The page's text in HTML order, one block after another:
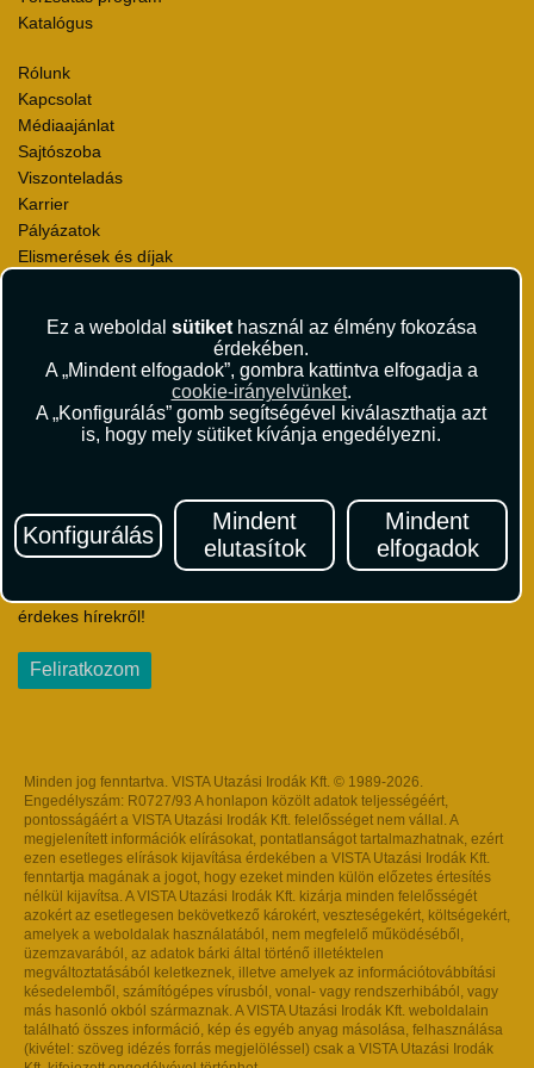
Ez a weboldal sütikethasznál az élmény fokozása
érdekében.
A „Mindent elfogadok”, gombra kattintva elfogadja a
cookie-irányelvünket.
A „Konfigurálás” gomb segítségével kiválaszthatja azt
is, hogy mely sütiket kívánja engedélyezni.
Konfigurálás
Mindent
elutasítok
Mindent
elfogadok
Katalógus
Rólunk
Kapcsolat
Médiaajánlat
Sajtószoba
Viszonteladás
Karrier
Pályázatok
Elismerések és díjak
Utazási Csomag Szerződési Feltételek
Útlemondás-biztosítás Szerződési Feltételek
Utasbiztosítás Szerződési Feltételek
Repülőjegy Szerződési Feltételek
Adatvédelem
Hírlevél
Iratkozzon fel Magyarország egyik legszínesebb utazási
érdekes hírekről!
Feliratkozom
Minden jog fenntartva. VISTA Utazási Irodák Kft. © 1989-2026.
Engedélyszám: R0727/93 A honlapon közölt adatok teljességéért,
pontosságáért a VISTA Utazási Irodák Kft. felelősséget nem vállal. A
megjelenített információk elírásokat, pontatlanságot tartalmazhatnak, ezért
ezen esetleges elírások kijavítása érdekében a VISTA Utazási Irodák Kft.
fenntartja magának a jogot, hogy ezeket minden külön előzetes értesítés
nélkül kijavítsa. A VISTA Utazási Irodák Kft. kizárja minden felelősségét
azokért az esetlegesen bekövetkező károkért, veszteségekért, költségekért,
amelyek a weboldalak használatából, nem megfelelő működéséből,
üzemzavarából, az adatok bárki által történő illetéktelen
megváltoztatásából keletkeznek, illetve amelyek az információtovábbítási
késedelemből, számítógépes vírusból, vonal- vagy rendszerhibából, vagy
más hasonló okból származnak. A VISTA Utazási Irodák Kft. weboldalain
található összes információ, kép és egyéb anyag másolása, felhasználása
(kivétel: szöveg idézés forrás megjelöléssel) csak a VISTA Utazási Irodák